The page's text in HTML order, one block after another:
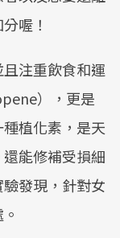
喔！
注重飲食和運
），更是
植化素，是天
能修補受損細
發現，針對女